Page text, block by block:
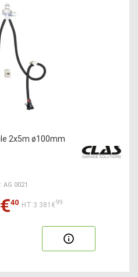
2x5m ø100mm
AG 0021
40 HT:3 381€99